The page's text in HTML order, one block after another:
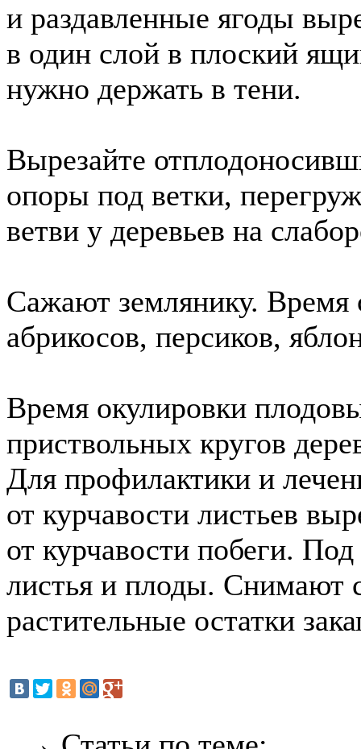
и раздавленные ягоды
в один слой в плоский
нужно держать в тени.
Вырезайте
опоры под ветки,
ветви у деревьев на
Сажают землянику. Время
абрикосов, персиков,
Время окулировки
приствольных кругов
Для профилактики и
от курчавости листьев
от курчавости побеги.
листья и плоды. Снимают
растительные остатки